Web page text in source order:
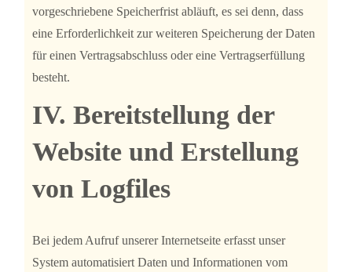
vorgeschriebene Speicherfrist abläuft, es sei denn, dass
eine Erforderlichkeit zur weiteren Speicherung der Daten
für einen Vertragsabschluss oder eine Vertragserfüllung
besteht.
IV. Bereitstellung der
Website und Erstellung
von Logfiles
Bei jedem Aufruf unserer Internetseite erfasst unser
System automatisiert Daten und Informationen vom